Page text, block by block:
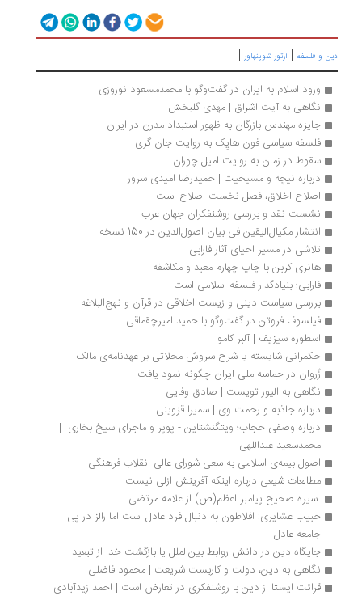
و فلسفه| آرتور شوپنهاور |
ورود اسلام به ایران در گفت‌وگو با محمدمسعود نوروزی
نگاهی به آیت اشراق | مهدی گلبخش
جایزه مهندس بازرگان به ظهور استبداد مدرن در ایران
فلسفه سیاسی فون هایِک به روایت جان گری
سقوط در زمان به روایت امیل چوران
درباره نیچه و مسیحیت | حمیدرضا امیدی سرور
اصلاح اخلاق، فصل نخست اصلاح است
نشست نقد و بررسی روشنفکران جهان عرب
انتشار مکیال‌الیقین فی بیان اصول‌الدین در 150 نسخه
تلاشی در مسیر احیای آثار فارابی
هانری کربن با چاپ چهارم معبد و مکاشفه
فارابی؛ بنیادگذار فلسفه اسلامی است
بررسی سیاست دینی و زیست اخلاقی در قرآن و نهج‌البلاغه
فیلسوف فروتن در گفت‌وگو با حمید امیرچقماقی
اسطوره سیزیف | آلبر کامو
حکمرانی شایسته یا شرح سروش محلاتی بر عهدنامه‌ی مالک
زُروان در حماسه ملی ایران چگونه نمود یافت
نگاهی به الیور تویست | صادق وفایی
درباره جاذبه و رحمت وی | سمیرا قزوینی
درباره وصفی حجاب؛ ویتگنشتاین - پوپر و ماجرای سیخ بخاری  |
محمدسعید عبداللهی
اصول بیمه‌ی اسلامی به سعی شورای عالی انقلاب فرهنگی
مطالعات شیعی درباره اینکه آفرینش ازلی نیست
سیره صحیح پیامبر اعظم(ص) از علامه مرتضی
حبیب عشایری: افلاطون به دنبال فرد عادل است اما رالز در پی
جامعه عادل
جایگاه دین در دانش روابط بین‌الملل یا بازگشت خدا از تبعید
نگاهی به دین، دولت و کاربست شریعت | محمود فاضلی
قرائت ایستا از دین با روشنفکری در تعارض است | احمد زیدآبادی